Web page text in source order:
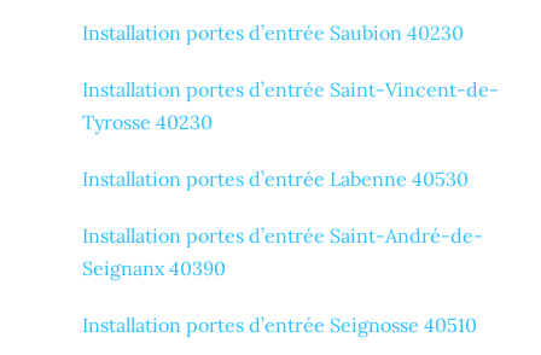
Installation portes d’entrée Saubion 40230
Installation portes d’entrée Saint-Vincent-de-
Tyrosse 40230
Installation portes d’entrée Labenne 40530
Installation portes d’entrée Saint-André-de-
Seignanx 40390
Installation portes d’entrée Seignosse 40510